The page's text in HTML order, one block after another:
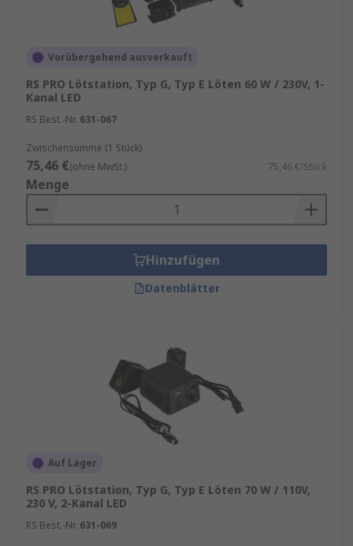
Vorübergehend ausverkauft
RS PRO Lötstation, Typ G, Typ E Löten 60 W / 230V, 1-
Kanal LED
RS Best.-Nr. 631-067
Zwischensumme (1 Stück)
75,46 €(ohne MwSt.) 75,46 €/Stück
Menge
Hinzufügen
Datenblätter
Auf Lager
RS PRO Lötstation, Typ G, Typ E Löten 70 W / 110V,
230 V, 2-Kanal LED
RS Best.-Nr. 631-069